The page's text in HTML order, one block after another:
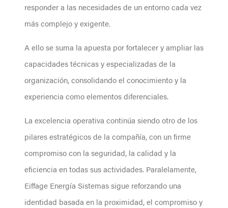
responder a las necesidades de un entorno cada vez
más complejo y exigente.
A ello se suma la apuesta por fortalecer y ampliar las
capacidades técnicas y especializadas de la
organización, consolidando el conocimiento y la
experiencia como elementos diferenciales.
La excelencia operativa continúa siendo otro de los
pilares estratégicos de la compañía, con un firme
compromiso con la seguridad, la calidad y la
eficiencia en todas sus actividades. Paralelamente,
Eiffage Energía Sistemas sigue reforzando una
identidad basada en la proximidad, el compromiso y